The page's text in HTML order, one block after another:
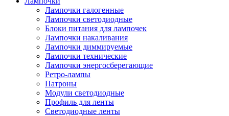
Лампочки галогенные
Лампочки светодиодные
Блоки питания для лампочек
Лампочки накаливания
Лампочки диммируемые
Лампочки технические
Лампочки энергосберегающие
Ретро-лампы
Патроны
Модули светодиодные
Профиль для ленты
Светодиодные ленты